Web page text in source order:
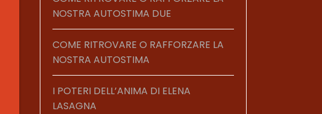
NOSTRA AUTOSTIMA DUE
COME RITROVARE O RAFFORZARE LA
NOSTRA AUTOSTIMA
I POTERI DELL’ANIMA DI ELENA
LASAGNA